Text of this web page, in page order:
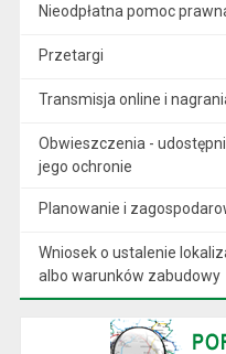
Nieodpłatna pomoc
Przetargi
Transmisja online i
Obwieszczenia -
jego ochronie
Planowanie i
Wniosek o ustalenie
albo warunków zabudowy